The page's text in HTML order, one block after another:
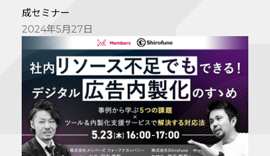
成セミナー
2024年5月27日